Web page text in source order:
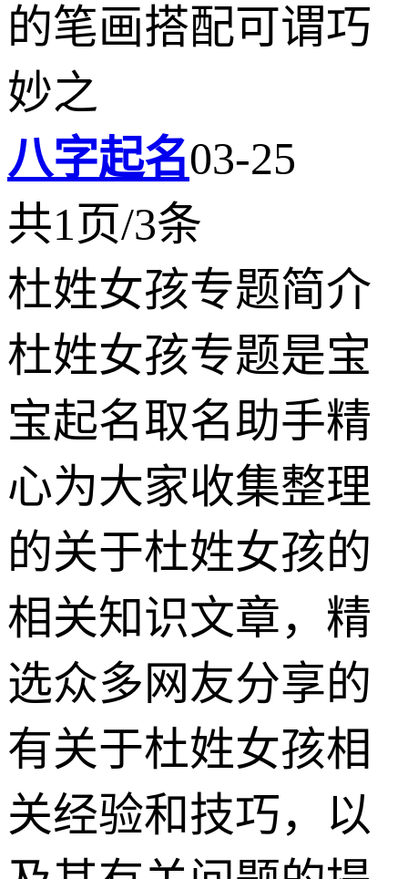
的笔画搭配可谓巧
妙之
八字起名03-25
共1页/3条
杜姓女孩专题简介
杜姓女孩专题是宝
宝起名取名助手精
心为大家收集整理
的关于杜姓女孩的
相关知识文章，精
选众多网友分享的
有关于杜姓女孩相
关经验和技巧，以